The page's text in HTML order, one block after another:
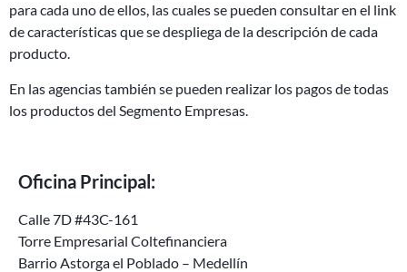
para cada uno de ellos, las cuales se pueden consultar en el link
de características que se despliega de la descripción de cada
producto.
En las agencias también se pueden realizar los pagos de todas
los productos del Segmento Empresas.
Oficina Principal:
Calle 7D #43C-161
Torre Empresarial Coltefinanciera
Barrio Astorga el Poblado – Medellín